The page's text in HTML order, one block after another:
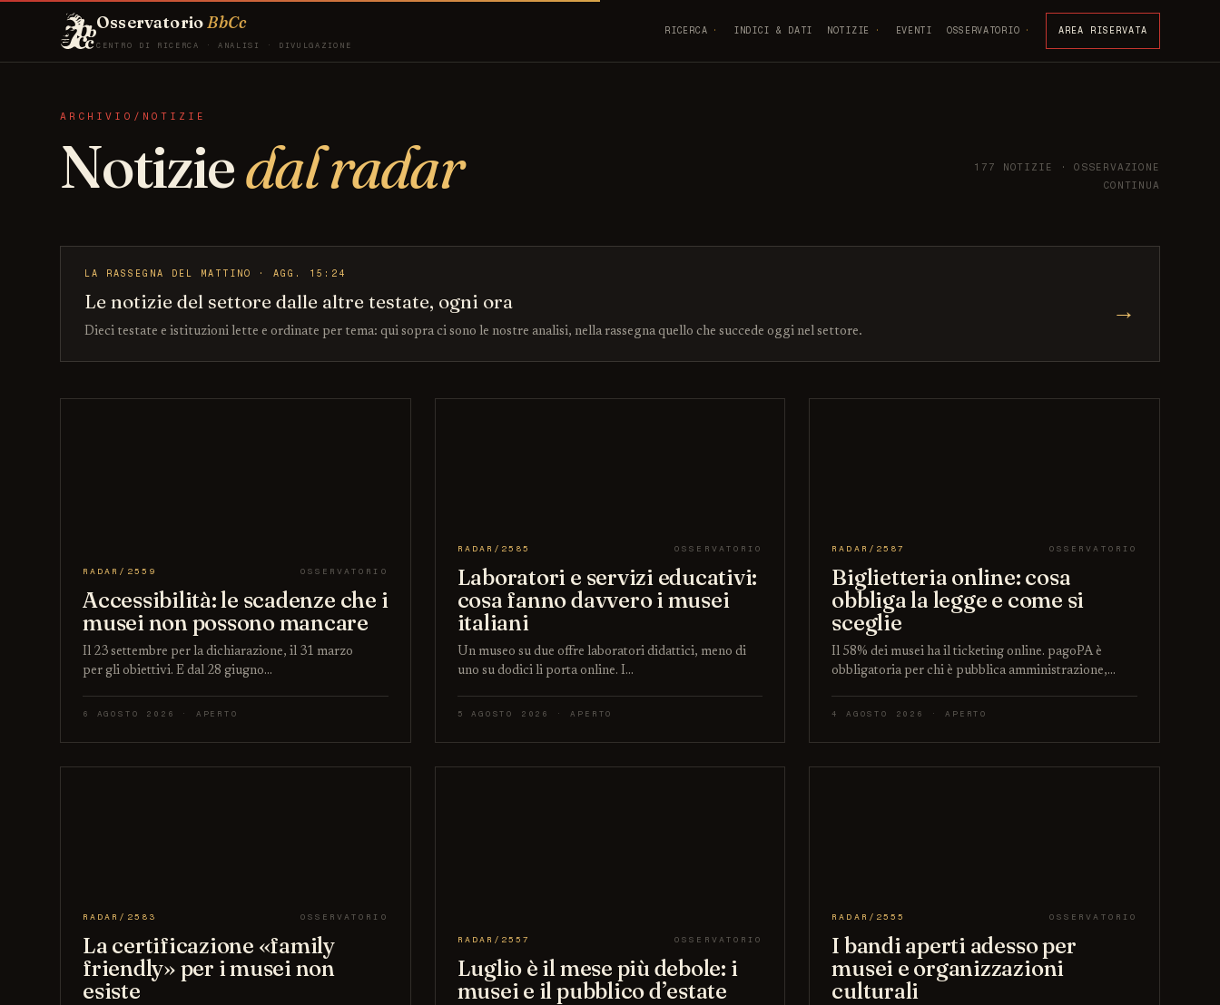
OsservatorioBbCc
CENTRO DI RICERCA · ANALISI · DIVULGAZIONE
RICERCA INDICI & DATI NOTIZIE EVENTI OSSERVATORIO AREA RISERVATA
ARCHIVIO/NOTIZIE
Notiziedal radar
177 NOTIZIE · OSSERVAZIONE
CONTINUA
LA RASSEGNA DEL MATTINO · AGG. 15:24
Le notizie del settore dalle altre testate, ogni ora
Dieci testate e istituzioni lette e ordinate per tema: qui sopra ci sono le nostre analisi, nella rassegna quello che succede oggi nel settore.
→
RADAR/2559 OSSERVATORIO
Accessibilità: le scadenze che i
musei non possono mancare
Il 23 settembre per la dichiarazione, il 31 marzo
per gli obiettivi. E dal 28 giugno…
6 AGOSTO 2026 · APERTO
RADAR/2585 OSSERVATORIO
Laboratori e servizi educativi:
cosa fanno davvero i musei
italiani
Un museo su due offre laboratori didattici, meno di
uno su dodici li porta online. I…
5 AGOSTO 2026 · APERTO
RADAR/2587 OSSERVATORIO
Biglietteria online: cosa
obbliga la legge e come si
sceglie
Il 58% dei musei ha il ticketing online. pagoPA è
obbligatoria per chi è pubblica amministrazione,…
4 AGOSTO 2026 · APERTO
RADAR/2583 OSSERVATORIO
La certificazione «family
friendly» per i musei non
esiste
RADAR/2557 OSSERVATORIO
Luglio è il mese più debole: i
musei e il pubblico d’estate
RADAR/2555 OSSERVATORIO
I bandi aperti adesso per
musei e organizzazioni
culturali